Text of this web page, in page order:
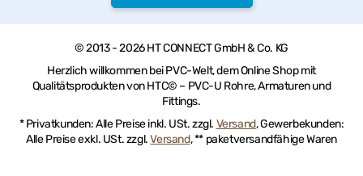
© 2013 - 2026 HT CONNECT GmbH & Co. KG
Herzlich willkommen bei PVC-Welt, dem Online Shop mit
Qualitätsprodukten von HTC© – PVC-U Rohre, Armaturen und
Fittings.
* Privatkunden: Alle Preise inkl. USt. zzgl. Versand, Gewerbekunden:
Alle Preise exkl. USt. zzgl.Versand, ** paketversandfähige Waren